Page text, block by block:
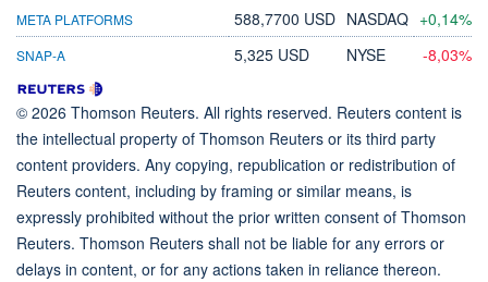
META PLATFORMS 588,7700 USD NASDAQ +0,14%
SNAP-A 5,325 USD NYSE -8,03%
© 2026 Thomson Reuters. All rights reserved. Reuters content is
the intellectual property of Thomson Reuters or its third party
content providers. Any copying, republication or redistribution of
Reuters content, including by framing or similar means, is
expressly prohibited without the prior written consent of Thomson
Reuters. Thomson Reuters shall not be liable for any errors or
delays in content, or for any actions taken in reliance thereon.